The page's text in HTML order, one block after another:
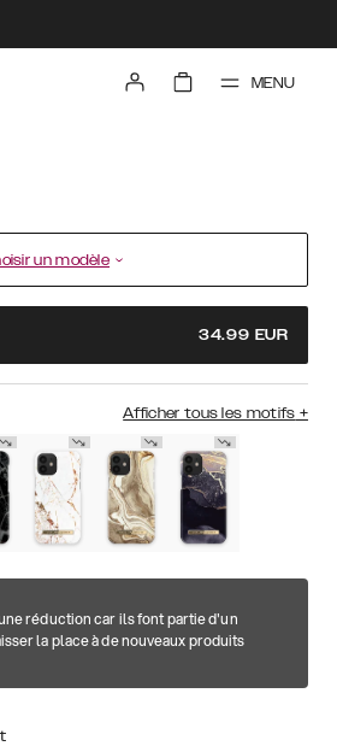
MENU
un modèle
34.99 EUR
Afficher tous les motifs +
réduction car ils font partie d'un
la place à de nouveaux produits